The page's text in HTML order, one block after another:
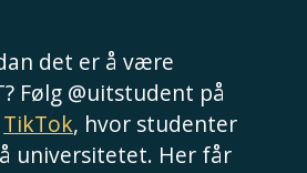
det er å være
Følg @uitstudent på
TikTok, hvor studenter
universitetet. Her får